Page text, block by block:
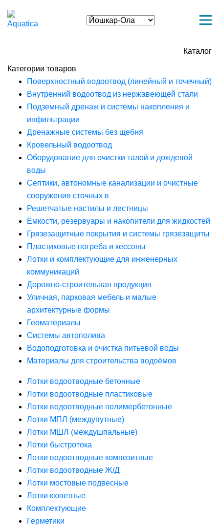
Каталог
Категории товаров
Поверхностный водоотвод (линейный и точечный)
Внутренний водоотвод из нержавеющей стали
Подземный дренаж и системы накопления и
инфильтрации
Дренажные системы без щебня
Кровельный водоотвод
Оборудование для очистки талой и дождевой
воды
Септики, автономные канализации и очистные
сооружения сточных в
Решетчатые настилы и лестницы
Ёмкости, резервуары и накопители для жидкостей
Грязезащитные покрытия и системы грязезащиты
Пластиковые погреба и кессоны
Лотки и комплектующие для инженерных
коммуникаций
Дорожно-строительная продукция
Уличная, парковая мебель и малые
архитектурные формы
Геоматериалы
Системы автополива
Водоподготовка и очистка питьевой воды
Материалы для строительства водоёмов
Лотки водоотводные бетонные
Лотки водоотводные пластиковые
Лотки водоотводные полимербетонные
Лотки МПЛ (междупутные)
Лотки МШЛ (междушпальные)
Лотки быстротока
Лотки водоотводные композитные
Лотки водоотводные Ж/Д
Лотки мостовые подвесные
Лотки кюветные
Комплектующие
Герметики